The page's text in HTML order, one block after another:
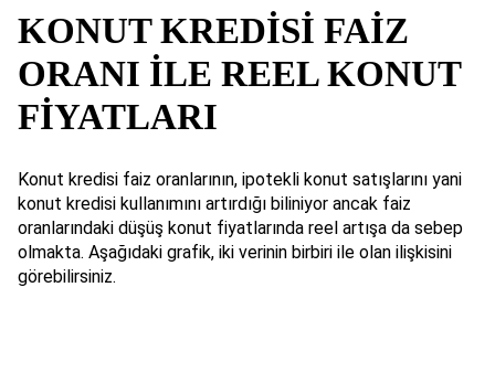
KONUT KREDİSİ FAİZ
ORANI İLE REEL KONUT
FİYATLARI
Konut kredisi faiz oranlarının, ipotekli konut satışlarını yani
konut kredisi kullanımını artırdığı biliniyor ancak faiz
oranlarındaki düşüş konut fiyatlarında reel artışa da sebep
olmakta. Aşağıdaki grafik, iki verinin birbiri ile olan ilişkisini
görebilirsiniz.